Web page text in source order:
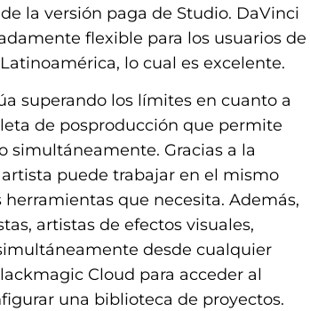
la versión paga de Studio. DaVinci
flexible para los usuarios de
lo cual es excelente.
superando los límites en cuanto a
de posproducción que permite
simultáneamente. Gracias a la
puede trabajar en el mismo
que necesita. Además,
artistas de efectos visuales,
desde cualquier
Cloud para acceder al
una biblioteca de proyectos.